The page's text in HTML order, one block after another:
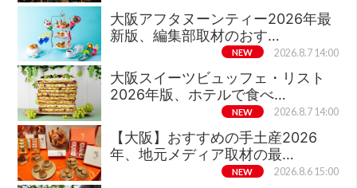
大阪アフタヌーンティー2026年最
新版、編集部取材のおす…
NEW 2026.8.7 14:00
大阪スイーツビュッフェ・リスト
2026年版、ホテルで食べ…
NEW 2026.8.7 14:00
【大阪】おすすめの手土産2026
年、地元メディア取材の最…
NEW 2026.8.6 15:00